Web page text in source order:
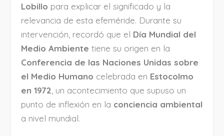
Lobillo para explicar el significado y la
relevancia de esta efeméride. Durante su
intervención, recordó que el Día Mundial del
Medio Ambiente tiene su origen en la
Conferencia de las Naciones Unidas sobre
el Medio Humano celebrada en Estocolmo
en 1972 , un acontecimiento que supuso un
punto de inflexión en la conciencia ambiental
a nivel mundial.